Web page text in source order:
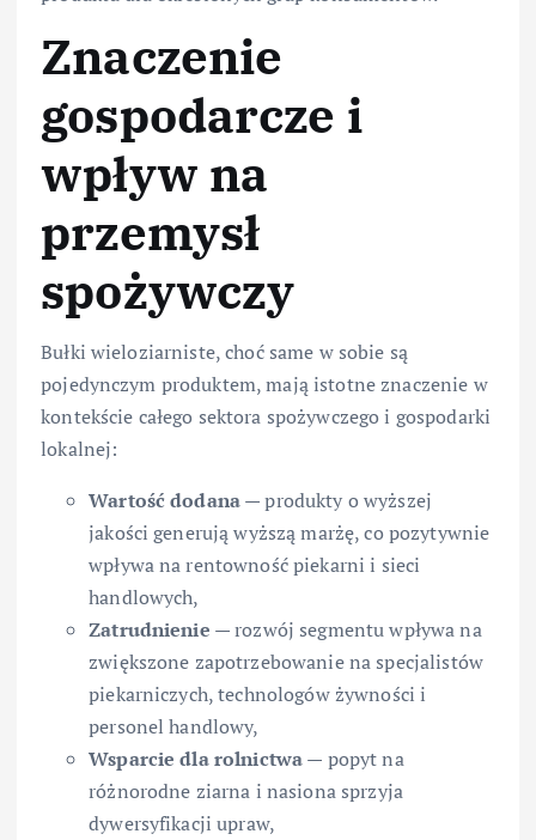
Znaczenie
gospodarcze i
wpływ na
przemysł
spożywczy
Bułki wieloziarniste, choć same w sobie są
pojedynczym produktem, mają istotne znaczenie w
kontekście całego sektora spożywczego i gospodarki
lokalnej:
Wartość dodana— produkty o wyższej
jakości generują wyższą marżę, co pozytywnie
wpływa na rentowność piekarni i sieci
handlowych,
Zatrudnienie — rozwój segmentu wpływa na
zwiększone zapotrzebowanie na specjalistów
piekarniczych, technologów żywności i
personel handlowy,
Wsparcie dla rolnictwa— popyt na
różnorodne ziarna i nasiona sprzyja
dywersyfikacji upraw,